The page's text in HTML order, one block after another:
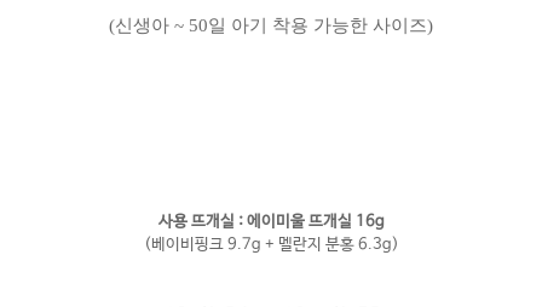
(신생아 ~ 50일 아기 착용 가능한 사이즈)
사용 뜨개실 : 에이미울 뜨개실 16g
(베이비핑크 9.7g + 멜란지 분홍 6.3g)